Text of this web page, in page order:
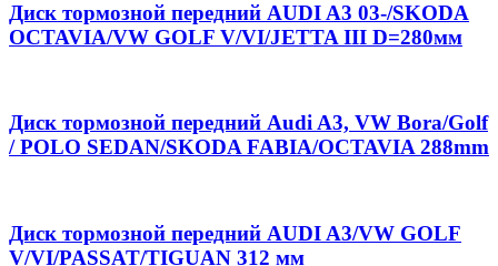
Диск тормозной передний AUDI A3 03-/SKODA
OCTAVIA/VW GOLF V/VI/JETTA III D=280мм
Диск тормозной передний Audi A3, VW Bora/Golf
/ POLO SEDAN/SKODA FABIA/OCTAVIA 288mm
Диск тормозной передний AUDI A3/VW GOLF
V/VI/PASSAT/TIGUAN 312 мм